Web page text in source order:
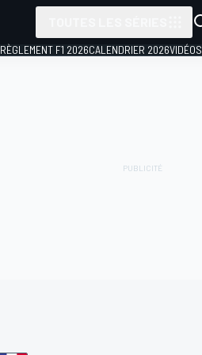
RÈGLEMENT F1 2026CALENDRIER 2026VIDÉOS